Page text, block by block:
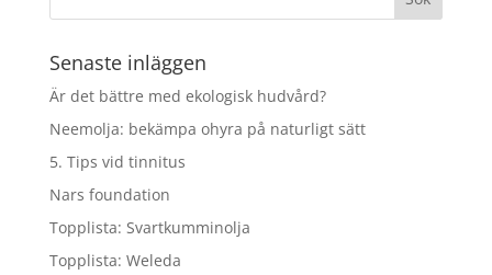
Senaste inläggen
Är det bättre med ekologisk hudvård?
Neemolja: bekämpa ohyra på naturligt sätt
5. Tips vid tinnitus
Nars foundation
Topplista: Svartkumminolja
Topplista: Weleda